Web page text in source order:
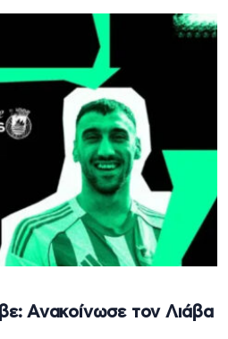
Ανακοίνωσε τον Λιάβα